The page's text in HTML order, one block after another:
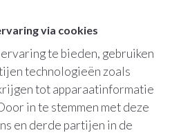
via cookies
te bieden, gebruiken
technologieën zoals
tot apparaatinformatie
in te stemmen met deze
en derde partijen in de
pagina
meer